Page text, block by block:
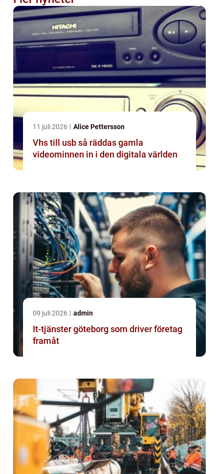
11 juli 2026 Alice Pettersson
Vhs till usb så räddas gamla
videominnen in i den digitala världen
09 juli 2026 admin
It-tjänster göteborg som driver företag
framåt